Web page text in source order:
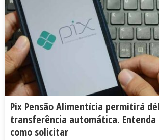
Pix Pensão Alimentícia permitirá
transferência automática. Entenda
como solicitar